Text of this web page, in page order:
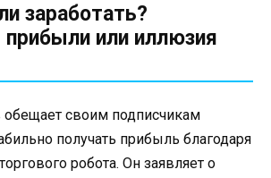
заработать?
или иллюзия
своим подписчикам
получать прибыль благодаря
робота. Он заявляет о